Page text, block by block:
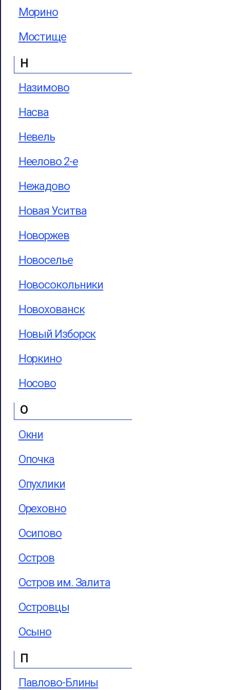
Морино
Мостище
Н
Назимово
Насва
Невель
Неелово 2-е
Нежадово
Новая Уситва
Новоржев
Новоселье
Новосокольники
Новохованск
Новый Изборск
Норкино
Носово
О
Окни
Опочка
Опухлики
Ореховно
Осипово
Остров
Остров им. Залита
Островцы
Осыно
П
Павлово-Блины